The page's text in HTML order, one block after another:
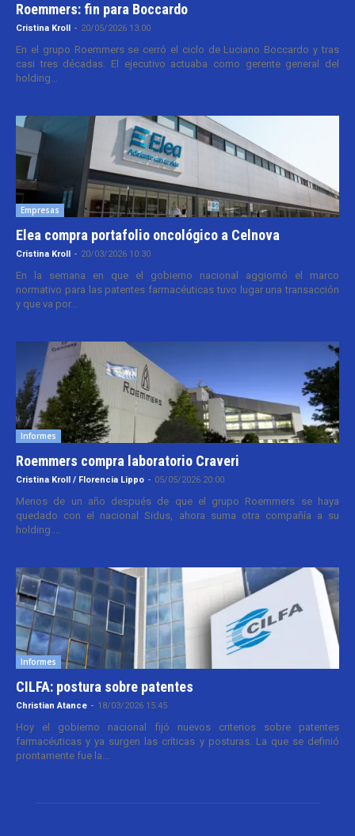
Roemmers: fin para Boccardo
Cristina Kroll - 20/05/2026 13:00
En el grupo Roemmers se cerró el ciclo de Luciano Boccardo y tras
casi tres décadas. El ejecutivo actuaba como gerente general del
holding...
Empresas
Elea compra portafolio oncológico a Celnova
Cristina Kroll - 20/03/2026 10:30
En la semana en que el gobierno nacional aggiornó el marco
normativo para las patentes farmacéuticas tuvo lugar una transacción
y que va por...
Informes
Roemmers compra laboratorio Craveri
Cristina Kroll / Florencia Lippo - 05/05/2026 20:00
Menos de un año después de que el grupo Roemmers se haya
quedado con el nacional Sidus, ahora suma otra compañía a su
holding....
Informes
CILFA: postura sobre patentes
Christian Atance - 18/03/2026 15:45
Hoy el gobierno nacional fijó nuevos criterios sobre patentes
farmacéuticas y ya surgen las críticas y posturas. La que se definió
prontamente fue la...